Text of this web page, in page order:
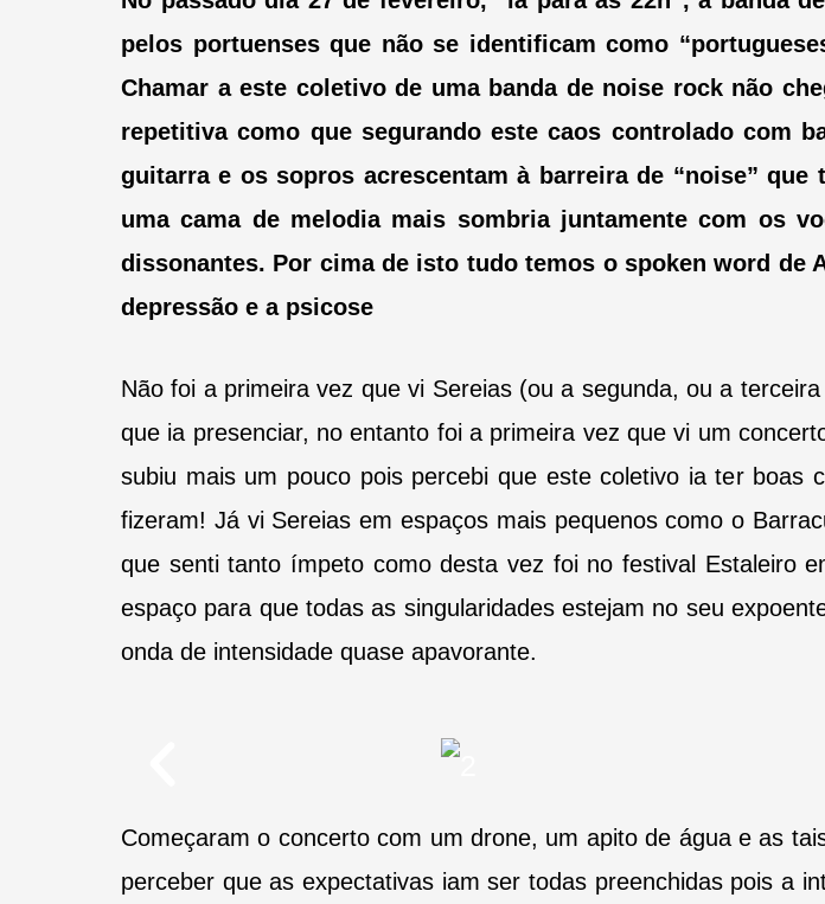
pelos portuenses que não se identificam como
Chamar a este coletivo de uma banda de noise rock não
repetitiva como que segurando este caos controlado com
guitarra e os sopros acrescentam à barreira de “noise”
uma cama de melodia mais sombria juntamente com os
dissonantes. Por cima de isto tudo temos o spoken word de
depressão e a psicose
Não foi a primeira vez que vi Sereias (ou a segunda, ou a
que ia presenciar, no entanto foi a primeira vez que vi um
subiu mais um pouco pois percebi que este coletivo ia ter boas
fizeram! Já vi Sereias em espaços mais pequenos como o
que senti tanto ímpeto como desta vez foi no festival Estaleiro
espaço para que todas as singularidades estejam no seu
onda de intensidade quase apavorante.
Começaram o concerto com um drone, um apito de água e as
perceber que as expectativas iam ser todas preenchidas pois a